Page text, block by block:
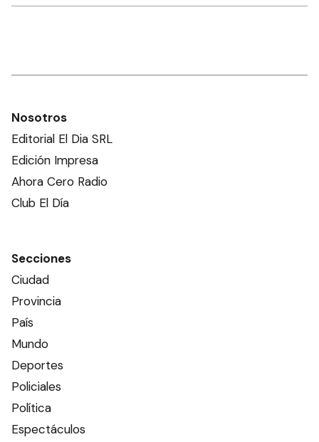
Nosotros
Editorial El Dia SRL
Edición Impresa
Ahora Cero Radio
Club El Día
Secciones
Ciudad
Provincia
País
Mundo
Deportes
Policiales
Política
Espectáculos